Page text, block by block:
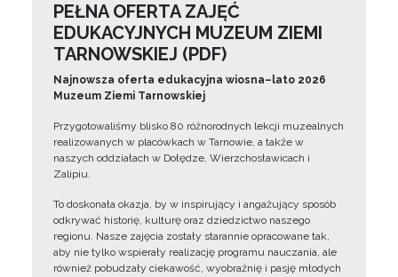
PEŁNA OFERTA ZAJĘĆ
EDUKACYJNYCH MUZEUM ZIEMI
TARNOWSKIEJ (PDF)
Najnowsza oferta edukacyjna wiosna–lato 2026
Muzeum Ziemi Tarnowskiej
Przygotowaliśmy blisko 80 różnorodnych lekcji muzealnych
realizowanych w placówkach w Tarnowie, a także w
naszych oddziałach w Dołędze, Wierzchosławicach i
Zalipiu.
To doskonała okazja, by w inspirujący i angażujący sposób
odkrywać historię, kulturę oraz dziedzictwo naszego
regionu. Nasze zajęcia zostały starannie opracowane tak,
aby nie tylko wspierały realizację programu nauczania, ale
również pobudzały ciekawość, wyobraźnię i pasję młodych